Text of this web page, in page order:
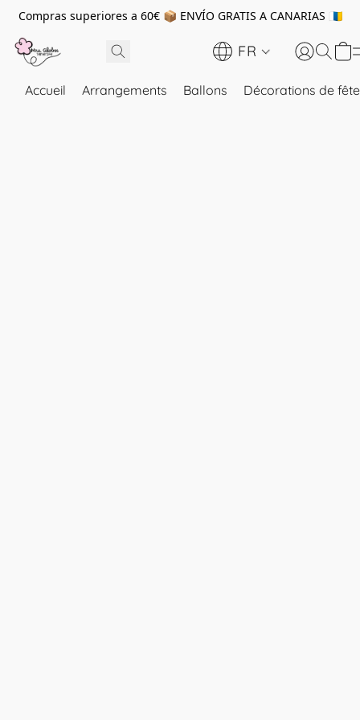
Compras superiores a 60€ 📦 ENVÍO GRATIS A CANARIAS 🇮🇨
FR
Accueil Arrangements Ballons Décorations de fête